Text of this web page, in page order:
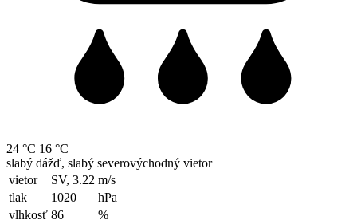
24 °C 16 °C
slabý dážď, slabý severovýchodný vietor
vietor
SV, 3.22 m/s
tlak
1020
hPa
vlhkosť 86
%